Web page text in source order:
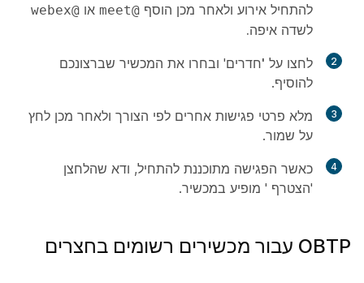
להתחיל אירוע ולאחר מכן הוסף @meet או @webex
לשדה איפה.
2 לחצו על 'חדרים' ובחרו את המכשיר שברצונכם
להוסיף.
3
מלא פרטי פגישות אחרים לפי הצורך ולאחר מכן לחץ
על שמור.
4
כאשר הפגישה מתוכננת להתחיל, ודא שהלחצן
'הצטרף ' מופיע במכשיר.
OBTP עבור מכשירים רשומים בחצרים